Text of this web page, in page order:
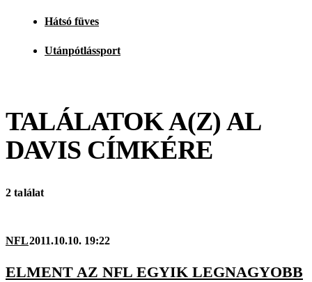
Hátsó füves
Utánpótlássport
TALÁLATOK A(Z) AL
DAVIS CÍMKÉRE
2 találat
NFL2011.10.10. 19:22
ELMENT AZ NFL EGYIK LEGNAGYOBB